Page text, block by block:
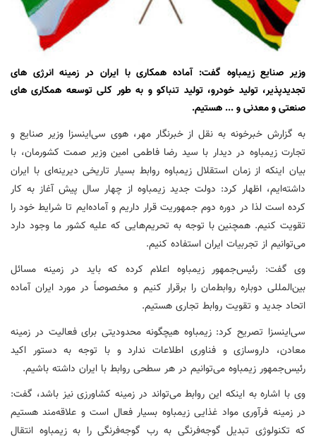
وزیر صنایع زیمباوه گفت: آماده همکاری با ایران در زمینه انرژی های
تجدیدپذیر، تولید خودرو، تولید تنباکو و به طور کلی توسعه همکاری های
صنعتی و معدنی و ... هستیم.
به گزارش خبرخونه به نقل از خبرنگار مهر،هوی سی‌اینسزا وزیر صنایع و
تجارت زیمباوه در دیدار با سید رضا فاطمی امین وزیر صمت کشورمان، با
بیان اینکه از زمان استقلال زیمباوه روابط بسیار تاریخی دیرینه‌ای با ایران
داشته‌ایم، اظهار کرد: دولت جدید زیمباوه از چهار سال پیش آغاز به کار
کرده است لذا در دوره دوم جمهوریت قرار داریم و آماده‌ایم تا شرایط خود را
تقویت کنیم. همچنین با توجه به تحریم‌هایی که علیه کشور ما وجود دارد
می‌توانیم از تجربیات ایران استفاده کنیم.
وی گفت: رئیس‌جمهور زیمباوه اعلام کرده که باید در زمینه مسائل
بین‌المللی دوباره روابط‌مان را برقرار کنیم و مخصوصاً در مورد ایران آماده
اتحاد جدید و تقویت روابط تجاری هستیم.
سی‌اینسزا تصریح کرد: زیمباوههیچگونه محدودیتی برای فعالیت در زمینه
معادن، داروسازی و فناوری اطلاعات ندارد و با توجه به دستور اکید
رئیس‌جمهور زیمباوه می‌توانیم در هر سطحی روابط با ایران داشته باشیم.
وی با اشاره به اینکه این روابط می‌تواند در زمینه کشاورزی نیز باشد، گفت:
در زمینه فرآوری مواد غذایی زیمباوه بسیار فعال است و علاقه‌مند هستیم
که تکنولوژی تبدیل گوجه‌فرنگی به رب گوجه‌فرنگی را به زیمباوه انتقال